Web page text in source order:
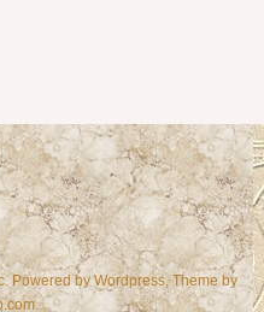
Powered byWordpress, Theme by
.